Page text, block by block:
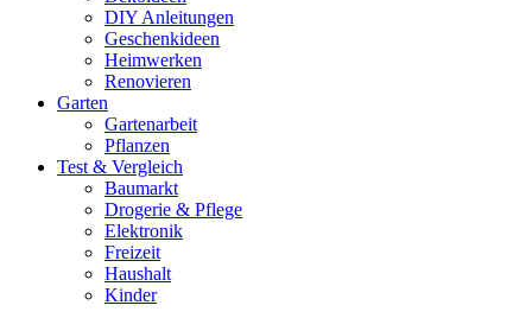
DIY Anleitungen
Geschenkideen
Heimwerken
Renovieren
Garten
Gartenarbeit
Pflanzen
Test & Vergleich
Baumarkt
Drogerie & Pflege
Elektronik
Freizeit
Haushalt
Kinder